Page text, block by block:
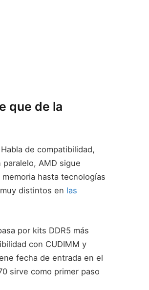
que de la
de compatibilidad,
AMD sigue
hasta tecnologías
distintos en las
por kits DDR5 más
con CUDIMM y
fecha de entrada en el
sirve como primer paso